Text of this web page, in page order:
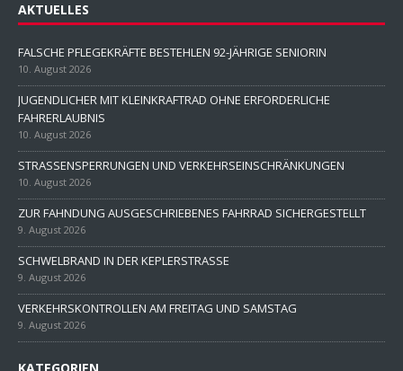
AKTUELLES
FALSCHE PFLEGEKRÄFTE BESTEHLEN 92-JÄHRIGE SENIORIN
10. August 2026
JUGENDLICHER MIT KLEINKRAFTRAD OHNE ERFORDERLICHE
FAHRERLAUBNIS
10. August 2026
STRASSENSPERRUNGEN UND VERKEHRSEINSCHRÄNKUNGEN
10. August 2026
ZUR FAHNDUNG AUSGESCHRIEBENES FAHRRAD SICHERGESTELLT
9. August 2026
SCHWELBRAND IN DER KEPLERSTRASSE
9. August 2026
VERKEHRSKONTROLLEN AM FREITAG UND SAMSTAG
9. August 2026